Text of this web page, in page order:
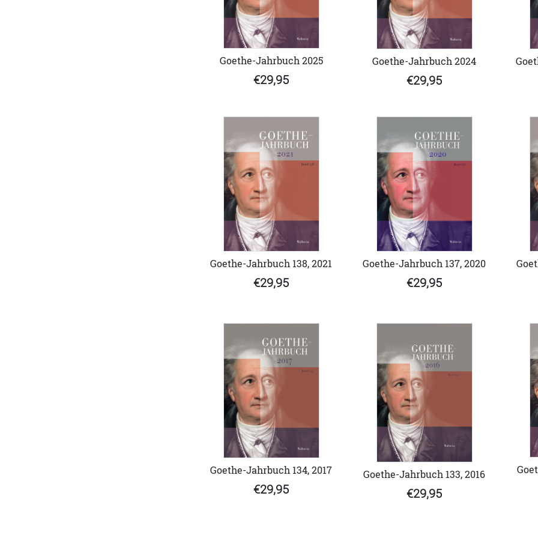
Goethe-Jahrbuch 2025
€29,95
Goethe-Jahrbuch 2024
€29,95
Goethe-Jahrbuch 138, 2021
€29,95
Goethe-Jahrbuch 137, 2020
€29,95
Goethe-Jahrbuch 134, 2017
€29,95
Goethe-Jahrbuch 133, 2016
€29,95